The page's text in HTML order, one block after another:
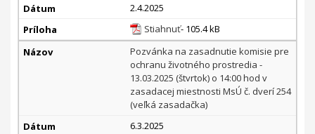
2.4.2025
Stiahnuť- 105.4 kB
Pozvánka na zasadnutie komisie pre
ochranu životného prostredia -
13.03.2025 (štvrtok) o 14:00 hod v
zasadacej miestnosti MsÚ č. dverí 254
(veľká zasadačka)
6.3.2025